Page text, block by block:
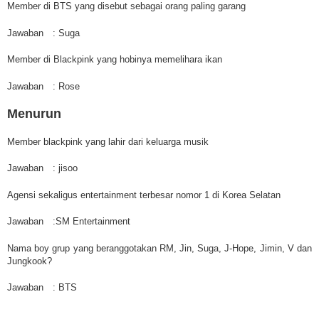
Member di BTS yang disebut sebagai orang paling garang
Jawaban : Suga
Member di Blackpink yang hobinya memelihara ikan
Jawaban : Rose
Menurun
Member blackpink yang lahir dari keluarga musik
Jawaban : jisoo
Agensi sekaligus entertainment terbesar nomor 1 di Korea Selatan
Jawaban :SM Entertainment
Nama boy grup yang beranggotakan RM, Jin, Suga, J-Hope, Jimin, V dan
Jungkook?
Jawaban : BTS